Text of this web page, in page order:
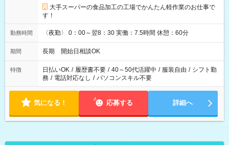
大手スーパーの食品加工の工場でかんたん軽作業のお仕事で
す！
勤務時間 〈夜勤〉 0：00～翌8：30 実働：7.5時間 休憩：60分
期間 長期 開始日相談OK
特徴 日払いOK / 履歴書不要 / 40～50代活躍中 / 服装自由 / シフト勤
務 / 電話対応なし / パソコンスキル不要
気になる！ 応募する 詳細へ